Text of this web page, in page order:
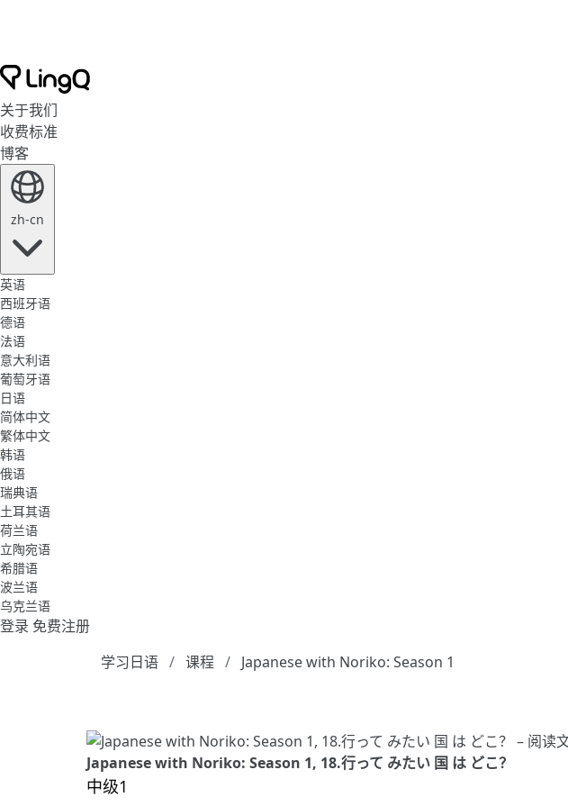
关于我们
收费标准
博客
zh-cn
英语
西班牙语
德语
法语
意大利语
葡萄牙语
日语
简体中文
繁体中文
韩语
俄语
瑞典语
土耳其语
荷兰语
立陶宛语
希腊语
波兰语
乌克兰语
登录 免费注册
学习日语
课程 Japanese with Noriko: Season 1
Japanese with Noriko: Season 1, 18.行って みたい 国 は どこ？
中级1